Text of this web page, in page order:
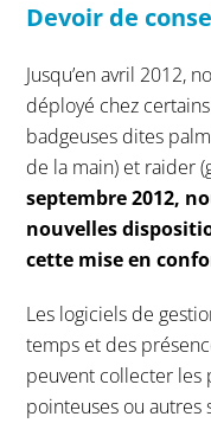
Devoir de
Jusqu’en avril 2012,
déployé chez
badgeuses dites
de la main) et raider
septembre 2012,
nouvelles
cette mise en
Les logiciels de
temps et des
peuvent collecter les
pointeuses ou autres